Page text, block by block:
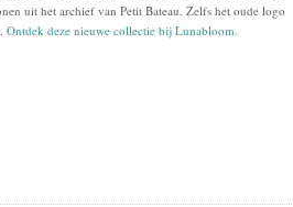
uit het archief van Petit Bateau. Zelfs het oude logo
. Ontdek deze nieuwe collectie bij Lunabloom.